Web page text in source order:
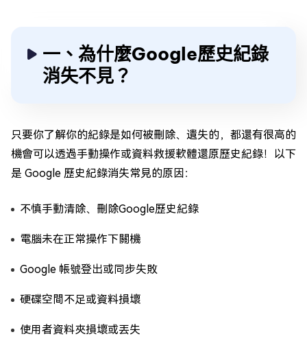
一、為什麼Google歷史紀錄
消失不見？
只要你了解你的紀錄是如何被刪除、遺失的，都還有很高的
機會可以透過手動操作或資料救援軟體還原歷史紀錄！以下
是 Google 歷史紀錄消失常見的原因：
不慎手動清除、刪除Google歷史紀錄
電腦未在正常操作下關機
Google 帳號登出或同步失敗
硬碟空間不足或資料損壞
使用者資料夾損壞或丟失